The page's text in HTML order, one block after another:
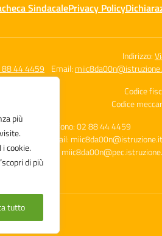
più
cookie.
di più
tutto
SindacalePrivacy Policy
Indirizzo:
44 4459 Email:
Codice
Codice
Telefono: 02 88 44 4459
E-mail: miic8da00n@istruzione.it
PEC: